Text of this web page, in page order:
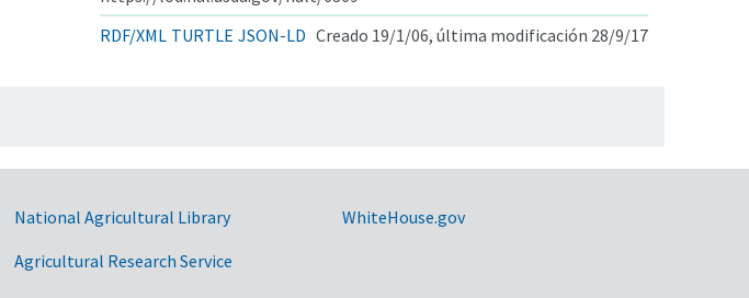
RDF/XML TURTLE JSON-LD Creado 19/1/06, última modificación 28/9/17
National Agricultural Library
Agricultural Research Service
WhiteHouse.gov